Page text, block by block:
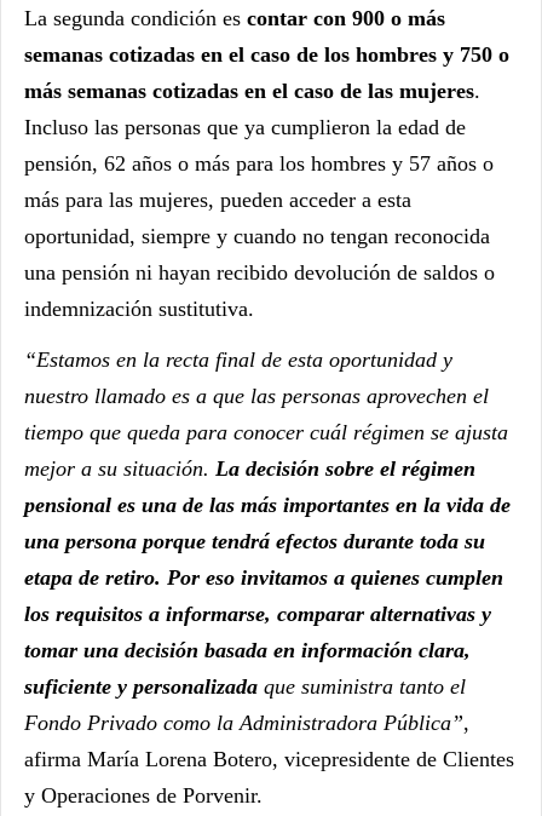
La segunda condición es contar con 900 o más
semanas cotizadas en el caso de los hombres y 750 o
más semanas cotizadas en el caso de las mujeres.
Incluso las personas que ya cumplieron la edad de
pensión, 62 años o más para los hombres y 57 años o
más para las mujeres, pueden acceder a esta
oportunidad, siempre y cuando no tengan reconocida
una pensión ni hayan recibido devolución de saldos o
indemnización sustitutiva.
“Estamos en la recta final de esta oportunidad y
nuestro llamado es a que las personas aprovechen el
tiempo que queda para conocer cuál régimen se ajusta
mejor a su situación. La decisión sobre el régimen
pensional es una de las más importantes en la vida de
una persona porque tendrá efectos durante toda su
etapa de retiro. Por eso invitamos a quienes cumplen
los requisitos a informarse, comparar alternativas y
tomar una decisión basada en información clara,
suficiente y personalizada que suministra tanto el
Fondo Privado como la Administradora Pública”,
afirma María Lorena Botero, vicepresidente de Clientes
y Operaciones de Porvenir.